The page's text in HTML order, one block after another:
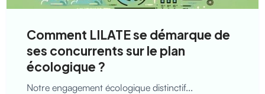
Comment LILATE se démarque de
ses concurrents sur le plan
écologique ?
Notre engagement écologique distinctif...